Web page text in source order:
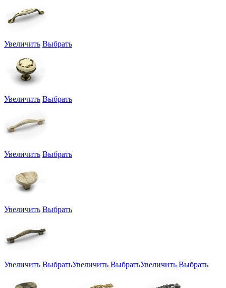
Увеличить Выбрать
Увеличить Выбрать
Увеличить Выбрать
Увеличить Выбрать
Увеличить ВыбратьУвеличить ВыбратьУвеличить Выбрать